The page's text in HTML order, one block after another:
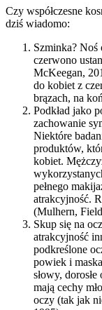
Czy współczesne
dziś wiadomo:
Szminka?
czerwono
McKeegan,
do kobiet z
brązach, na
Podkład jako
zachowanie
Niektóre
produktów,
kobiet.
pełnego
atrakcyjność.
(Mulhern,
Skup się na
atrakcyjność
podkreślone
powiek i
słowy,
mają cechy
oczy (tak jak